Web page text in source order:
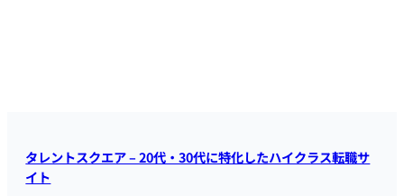
タレントスクエア – 20代・30代に特化したハイクラス転職サ
イト